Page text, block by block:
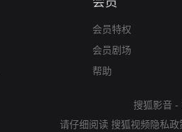
会员特权
会员剧场
帮助
搜狐影音 -
请仔细阅读 搜狐视频隐私政